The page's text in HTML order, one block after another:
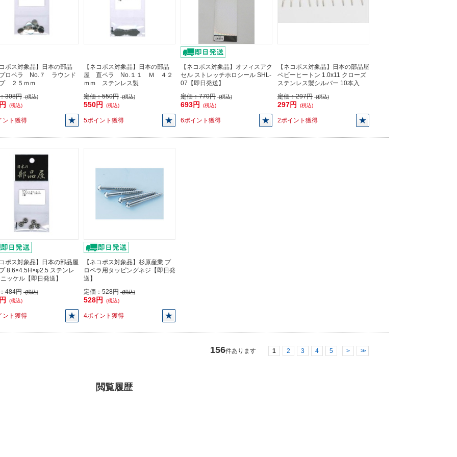
コポス対象品】日本の部品
ロペラ No.７ ラウンド
２５ｍｍ
308円 (税込)
(税込)
ント獲得
【ネコポス対象品】日本の部品
屋 直ペラ No.１１ Ｍ ４２
ｍｍ ステンレス製
定価：550円 (税込)
550円 (税込)
5ポイント獲得
【ネコポス対象品】オフィスアク
セル ストレッチホロシール SHL-
07【即日発送】
定価：770円 (税込)
693円 (税込)
6ポイント獲得
【ネコポス対象品】日本の部品屋
ベビーヒートン 1.0x11 クローズ
ステンレス製シルバー 10本入
定価：297円 (税込)
297円 (税込)
2ポイント獲得
コポス対象品】日本の部品屋
8.6×4.5H×φ2.5 ステンレ
ッケル【即日発送】
484円 (税込)
(税込)
ント獲得
【ネコポス対象品】杉原産業 プ
ロペラ用タッピングネジ【即日発
送】
定価：528円 (税込)
528円 (税込)
4ポイント獲得
156件あります 1 2 3 4 5 > >>
閲覧履歴